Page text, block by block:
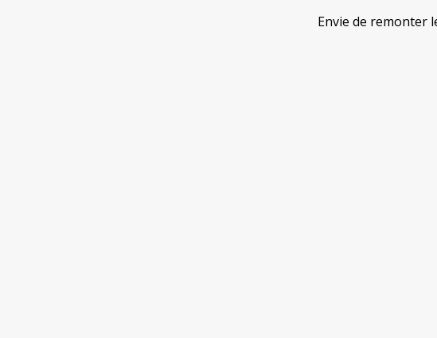
Envie de remonter